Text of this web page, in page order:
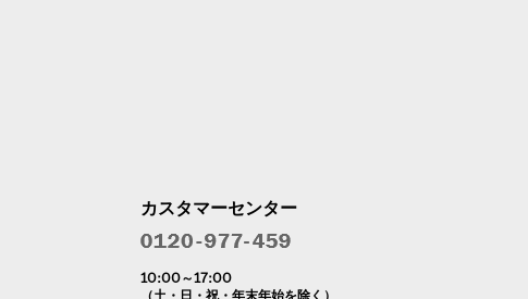
カスタマーセンター
10:00～17:00
（土・日・祝・年末年始を除く）